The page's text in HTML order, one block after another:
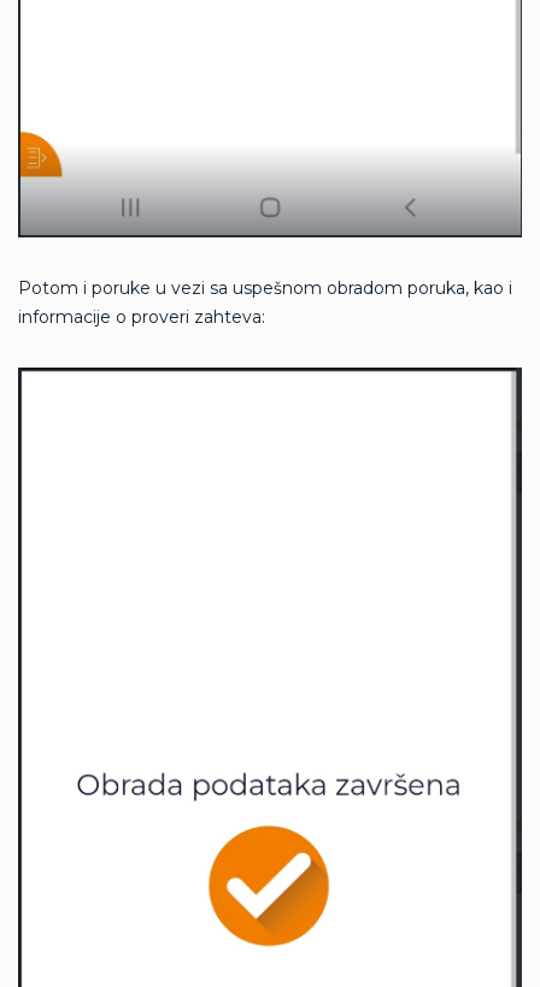
Potom i poruke u vezi sa uspešnom obradom poruka, kao i
informacije o proveri zahteva: